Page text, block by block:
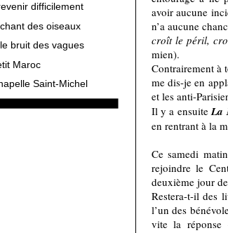
difficilement
des oiseaux
bruit des vagues
Maroc
Saint-Michel
avoir aucune
n’a aucune
croît le péril,
mien).
Contrairement à
me dis-je en
et les anti-
Il y a ensuiteLa
en rentrant à la
Ce samedi
rejoindre le
deuxième jour
Restera-t-il des
l’un des
vite la réponse